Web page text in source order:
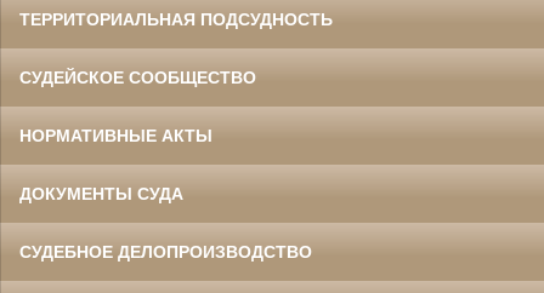
ТЕРРИТОРИАЛЬНАЯ ПОДСУДНОСТЬ
СУДЕЙСКОЕ СООБЩЕСТВО
НОРМАТИВНЫЕ АКТЫ
ДОКУМЕНТЫ СУДА
СУДЕБНОЕ ДЕЛОПРОИЗВОДСТВО